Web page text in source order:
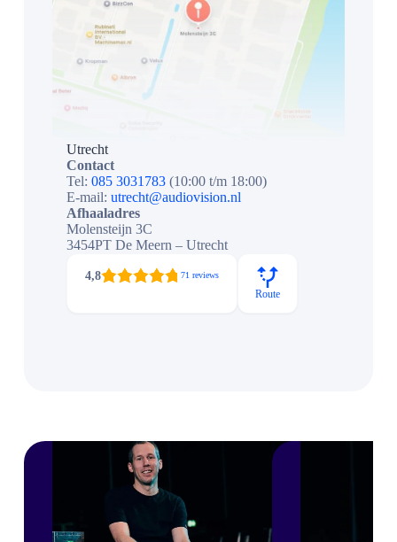
Utrecht
Contact
Tel: 085 3031783(10:00 t/m 18:00)
E-mail: utrecht@audiovision.nl
Afhaaladres
Molensteijn 3C
3454PT De Meern – Utrecht
4,8 71 reviews
Route